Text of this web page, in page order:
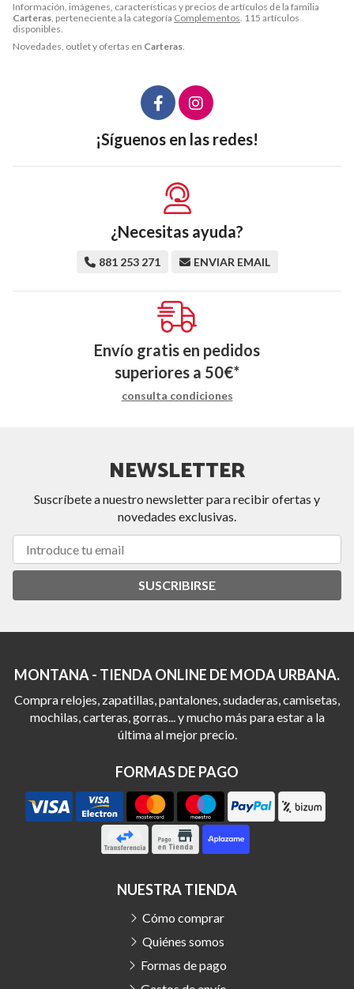
Información, imágenes, características y precios de artículos de la familia
Carteras, perteneciente a la categoría Complementos. 115 artículos
disponibles.
Novedades, outlet y ofertas en Carteras.
¡Síguenos en las redes!
¿Necesitas ayuda?
881 253 271 ENVIAR EMAIL
Envío gratis en pedidos
superiores a 50€*
consulta condiciones
NEWSLETTER
Suscríbete a nuestro newsletter para recibir ofertas y
novedades exclusivas.
SUSCRIBIRSE
MONTANA - TIENDA ONLINE DE MODA URBANA.
Compra relojes, zapatillas, pantalones, sudaderas, camisetas,
mochilas, carteras, gorras... y mucho más para estar a la
última al mejor precio.
FORMAS DE PAGO
NUESTRA TIENDA
Cómo comprar
Quiénes somos
Formas de pago